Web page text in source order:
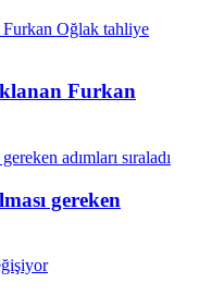
Furkan
gereken